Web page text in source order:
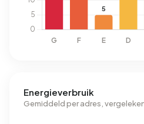
Energieverbruik
Gemiddeld per adres,